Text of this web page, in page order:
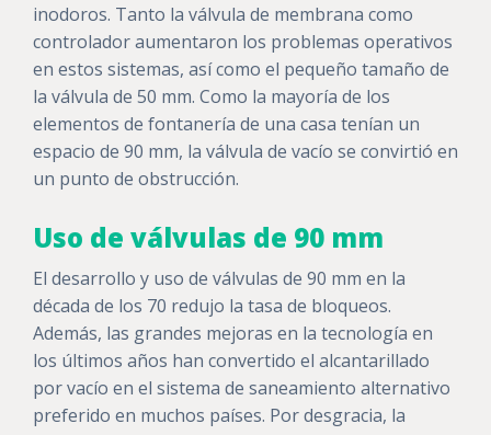
inodoros. Tanto la válvula de membrana como
controlador aumentaron los problemas operativos
en estos sistemas, así como el pequeño tamaño de
la válvula de 50 mm. Como la mayoría de los
elementos de fontanería de una casa tenían un
espacio de 90 mm, la válvula de vacío se convirtió en
un punto de obstrucción.
Uso de válvulas de 90 mm
El desarrollo y uso de válvulas de 90 mm en la
década de los 70 redujo la tasa de bloqueos.
Además, las grandes mejoras en la tecnología en
los últimos años han convertido el alcantarillado
por vacío en el sistema de saneamiento alternativo
preferido en muchos países. Por desgracia, la